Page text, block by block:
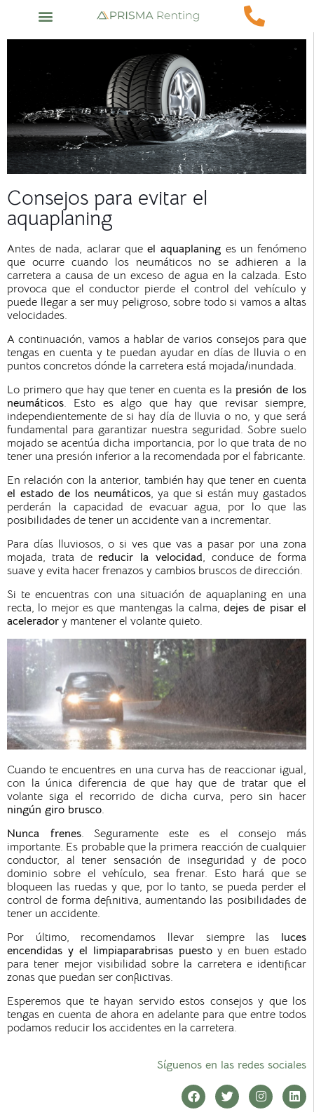
Consejos para evitar el
aquaplaning
Antes de nada, aclarar queel aquaplaning es un fenómeno
que ocurre cuando los neumáticos no se adhieren a la
carretera a causa de un exceso de agua en la calzada. Esto
provoca que el conductor pierde el control del vehículo y
puede llegar a ser muy peligroso, sobre todo si vamos a altas
velocidades.
A continuación, vamos a hablar de varios consejos para que
tengas en cuenta y te puedan ayudar en días de lluvia o en
puntos concretos dónde la carretera está mojada/inundada.
Lo primero que hay que tener en cuenta es lapresión de los
neumáticos. Esto es algo que hay que revisar siempre,
independientemente de si hay día de lluvia o no, y que será
fundamental para garantizar nuestra seguridad. Sobre suelo
mojado se acentúa dicha importancia, por lo que trata de no
tener una presión inferior a la recomendada por el fabricante.
En relación con la anterior, también hay que tener en cuenta
el estado de los neumáticos, ya que si están muy gastados
perderán la capacidad de evacuar agua, por lo que las
posibilidades de tener un accidente van a incrementar.
Para días lluviosos, o si ves que vas a pasar por una zona
mojada, trata dereducir la velocidad, conduce de forma
suave y evita hacer frenazos y cambios bruscos de dirección.
Si te encuentras con una situación de aquaplaning en una
recta, lo mejor es que mantengas la calma, dejes de pisar el
acelerador y mantener el volante quieto.
Cuando te encuentres en una curva has de reaccionar igual,
con la única diferencia de que hay que de tratar que el
volante siga el recorrido de dicha curva, pero sin hacer
ningún giro brusco.
Nunca frenes. Seguramente este es el consejo más
importante. Es probable que la primera reacción de cualquier
conductor, al tener sensación de inseguridad y de poco
dominio sobre el vehículo, sea frenar. Esto hará que se
bloqueen las ruedas y que, por lo tanto, se pueda perder el
control de forma definitiva, aumentando las posibilidades de
tener un accidente.
Por último, recomendamos llevar siempre las luces
encendidas y el limpiaparabrisas puestoy en buen estado
para tener mejor visibilidad sobre la carretera e identificar
zonas que puedan ser conflictivas.
Esperemos que te hayan servido estos consejos y que los
tengas en cuenta de ahora en adelante para que entre todos
podamos reducir los accidentes en la carretera.
Síguenos en las redes sociales